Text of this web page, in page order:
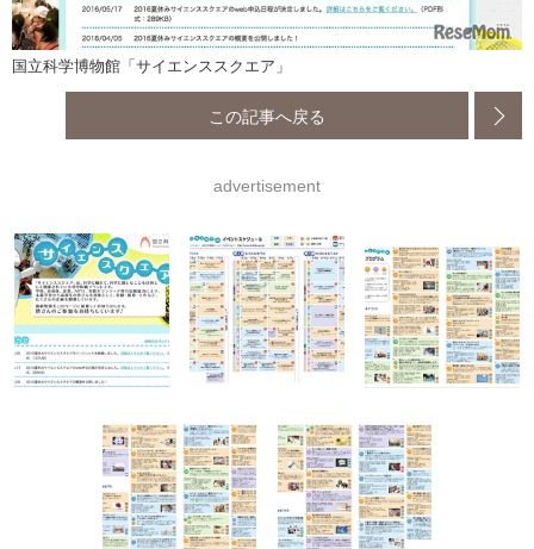
国立科学博物館「サイエンススクエア」
この記事へ戻る
advertisement